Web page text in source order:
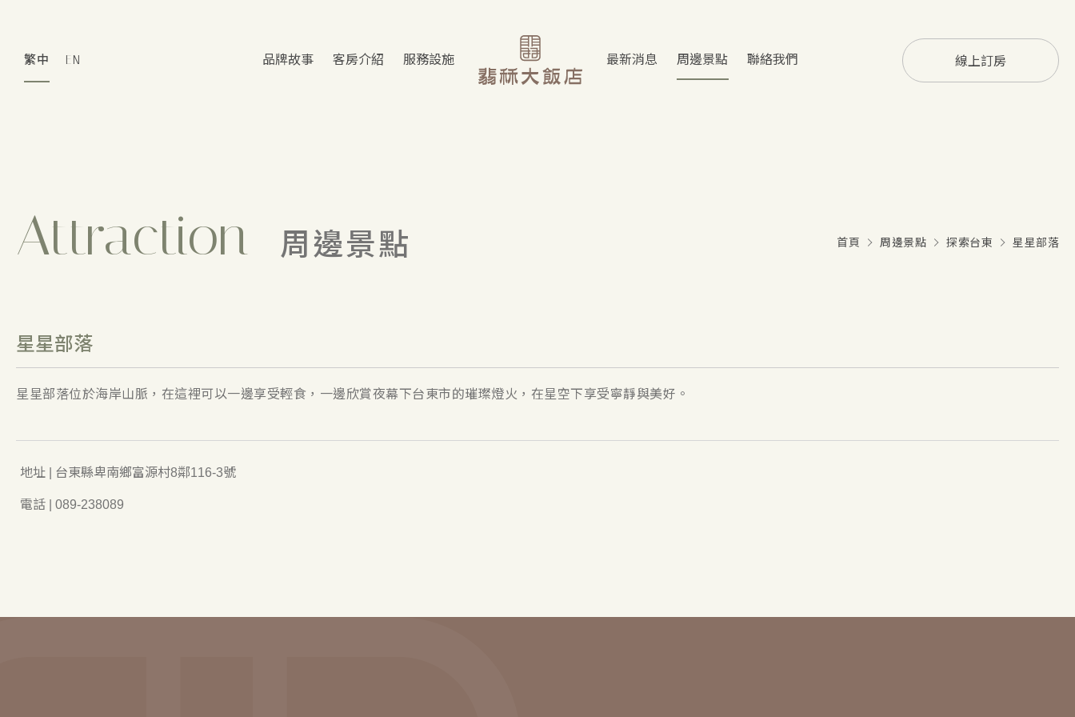
繁中 EN 品牌故事 客房介紹 服務設施 最新消息 周邊景點 聯絡我們 線上訂房
Attraction 周邊景點 首頁 周邊景點 探索台東 星星部落
星星部落
星星部落位於海岸山脈，在這裡可以一邊享受輕食，一邊欣賞夜幕下台東市的璀璨燈火，在星空下享受寧靜與美好。
地址 | 台東縣卑南鄉富源村8鄰116-3號
電話 | 089-238089